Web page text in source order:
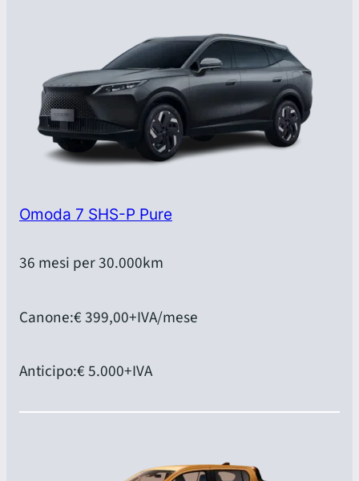
Omoda 7 SHS-P Pure
36 mesi per 30.000km
Canone:€ 399,00+IVA/mese
Anticipo:€ 5.000+IVA